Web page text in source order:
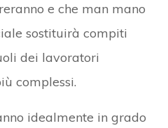
e che man mano
sostituirà compiti
dei lavoratori
complessi.
idealmente in grado